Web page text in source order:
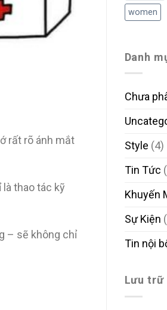
rất rõ ánh mắt
thao tác kỹ
– sẽ không chỉ
women
Danh
Chưa
Style (4)
Tin Tức
Khuyến
Sự Kiện
Tin nội
Lưu trữ